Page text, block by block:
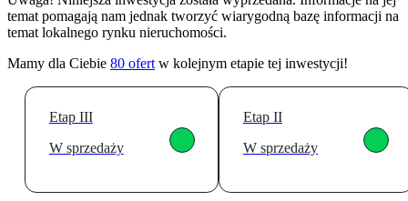
temat pomagają nam jednak tworzyć wiarygodną bazę informacji na
temat lokalnego rynku nieruchomości.
Mamy dla Ciebie 80 ofert w kolejnym etapie tej inwestycji!
Etap III
W sprzedaży
Etap II
W sprzedaży